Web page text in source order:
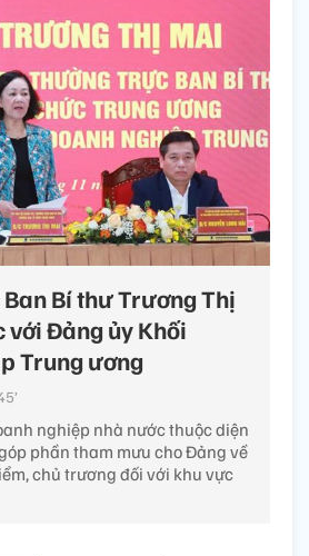
Bí thư Trương Thị
Đảng ủy Khối
Trung ương
nghiệp nhà nước thuộc diện
phần tham mưu cho Đảng về
chủ trương đối với khu vực